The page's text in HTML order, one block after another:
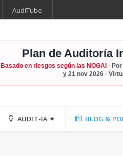
AudiTube
Plan de Auditoría
Basado en riesgos según las NOGAI ·
y 21 nov 2026 ·
AUDIT-IA ✦ BLOG &